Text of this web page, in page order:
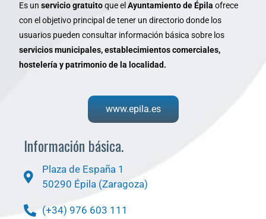
Es un servicio gratuitoque el Ayuntamiento de Épila ofrece
con el objetivo principal de tener un directorio donde los
usuarios pueden consultar información básica sobre los
servicios municipales, establecimientos comerciales,
hostelería y patrimonio de la localidad.
www.epila.es
Información básica.
Plaza de España 1
50290 Épila (Zaragoza)
(+34) 976 603 111